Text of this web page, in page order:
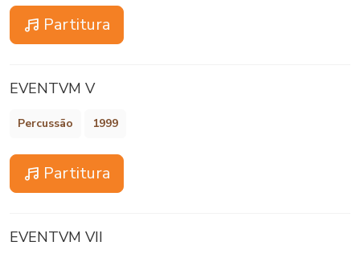
Partitura
EVENTVM V
Percussão 1999
Partitura
EVENTVM VII